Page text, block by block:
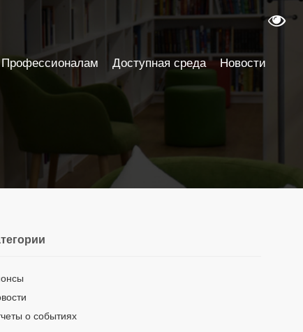
о событиях
Профессионалам Доступная среда Новости